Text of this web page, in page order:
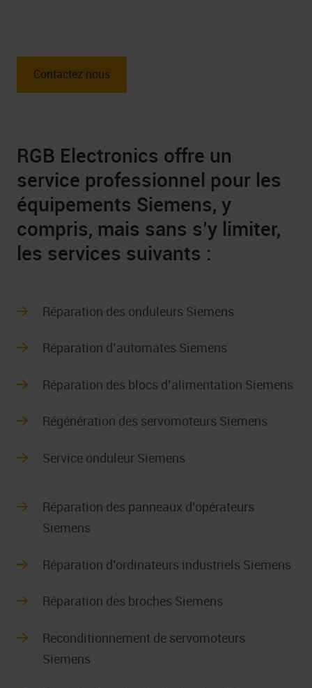
Contactez nous
RGB Electronics offre un
service professionnel pour les
équipements Siemens, y
compris, mais sans s’y limiter,
les services suivants :
Réparation des onduleurs Siemens
Réparation d’automates Siemens
Réparation des blocs d’alimentation Siemens
Régénération des servomoteurs Siemens
Service onduleur Siemens
Réparation des panneaux d’opérateurs
Siemens
Réparation d’ordinateurs industriels Siemens
Réparation des broches Siemens
Reconditionnement de servomoteurs
Siemens